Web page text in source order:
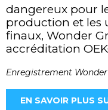
dangereux pour
production et les
finaux, Wonder
accréditation
Enregistrement Wonder
EN SAVOIR PLUS